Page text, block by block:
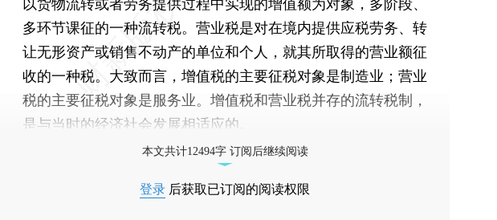
以货物流转或者劳务提供过程中实现的增值额为对象，多阶段、
多环节课征的一种流转税。营业税是对在境内提供应税劳务、转
让无形资产或销售不动产的单位和个人，就其所取得的营业额征
收的一种税。大致而言，增值税的主要征税对象是制造业；营业
税的主要征税对象是服务业。增值税和营业税并存的流转税制，
是与当时的经济社会发展相适应的。
本文共计12494字 订阅后继续阅读
登录 后获取已订阅的阅读权限